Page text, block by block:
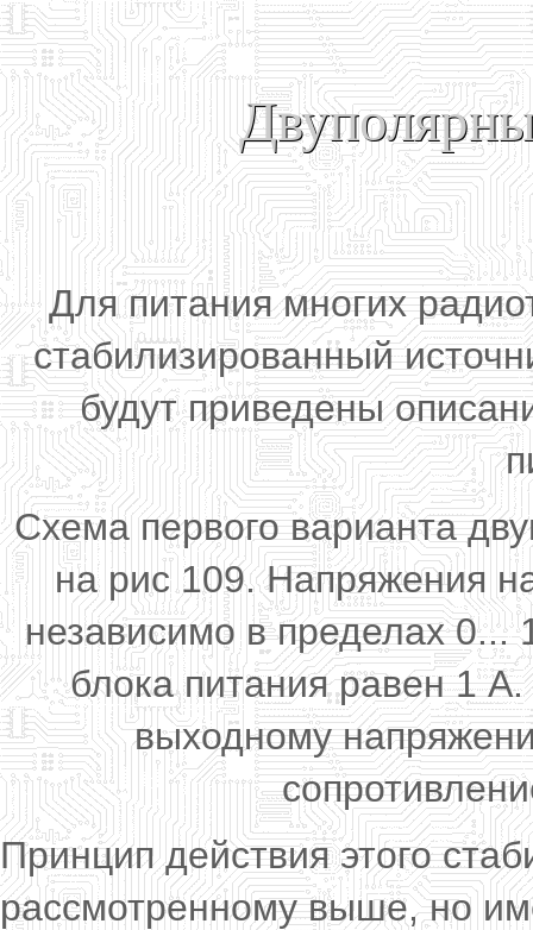
Для питания многих
стабилизированный
будут приведены
Схема первого варианта
на рис 109. Напряжения
независимо в пределах
блока питания равен 1
выходному
Принцип действия этого
рассмотренному выше, но